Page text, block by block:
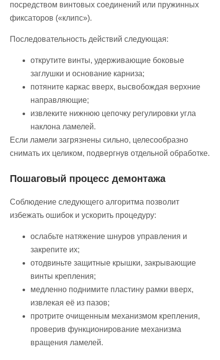
посредством винтовых соединений или пружинных
фиксаторов («клипс»).
Последовательность действий следующая:
открутите винты, удерживающие боковые
заглушки и основание карниза;
потяните каркас вверх, высвобождая верхние
направляющие;
извлеките нижнюю цепочку регулировки угла
наклона ламелей.
Если ламели загрязнены сильно, целесообразно
снимать их целиком, подвергнув отдельной обработке.
Пошаговый процесс демонтажа
Соблюдение следующего алгоритма позволит
избежать ошибок и ускорить процедуру:
ослабьте натяжение шнуров управления и
закрепите их;
отодвиньте защитные крышки, закрывающие
винты крепления;
медленно поднимите пластину рамки вверх,
извлекая её из пазов;
протрите очищенным механизмом крепления,
проверив функционирование механизма
вращения ламелей.